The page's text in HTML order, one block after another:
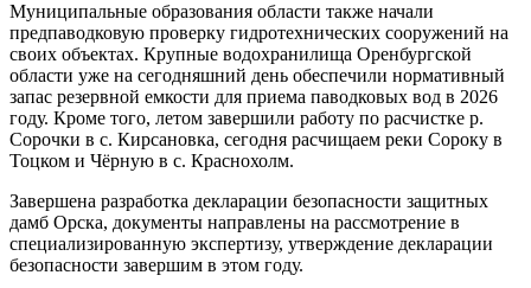
Муниципальные образования области также начали
предпаводковую проверку гидротехнических сооружений на
своих объектах. Крупные водохранилища Оренбургской
области уже на сегодняшний день обеспечили нормативный
запас резервной емкости для приема паводковых вод в 2026
году. Кроме того, летом завершили работу по расчистке р.
Сорочки в с. Кирсановка, сегодня расчищаем реки Сороку в
Тоцком и Чёрную в с. Краснохолм.
Завершена разработка декларации безопасности защитных
дамб Орска, документы направлены на рассмотрение в
специализированную экспертизу, утверждение декларации
безопасности завершим в этом году.